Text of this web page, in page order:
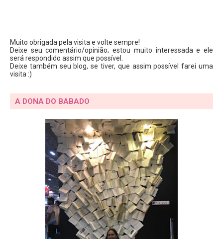
Muito obrigada pela visita e volte sempre!
Deixe seu comentário/opinião; estou muito interessada e ele
será respondido assim que possível.
Deixe também seu blog, se tiver, que assim possível farei uma
visita :)
A DONA DO BABADO